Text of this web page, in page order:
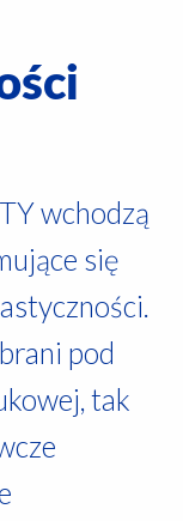
wchodzą
się
pod
tak